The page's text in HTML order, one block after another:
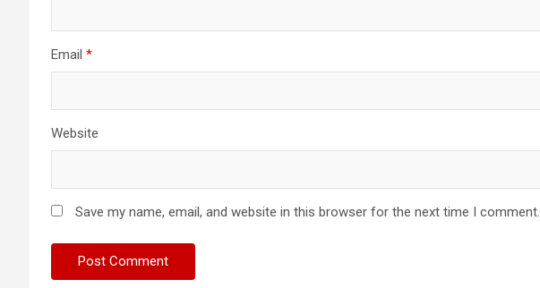
Email *
Website
Save my name, email, and website in this browser for the next time I comment.